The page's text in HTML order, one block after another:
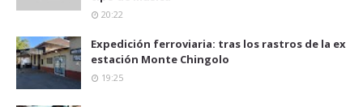
20:22
Expedición ferroviaria: tras los rastros de la ex
estación Monte Chingolo
19:25